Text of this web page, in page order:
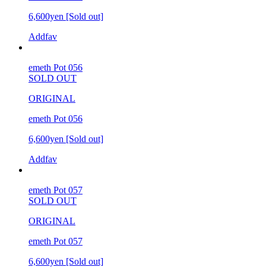
6,600yen [Sold out]
Addfav
emeth Pot 056
SOLD OUT
ORIGINAL
emeth Pot 056
6,600yen [Sold out]
Addfav
emeth Pot 057
SOLD OUT
ORIGINAL
emeth Pot 057
6,600yen [Sold out]